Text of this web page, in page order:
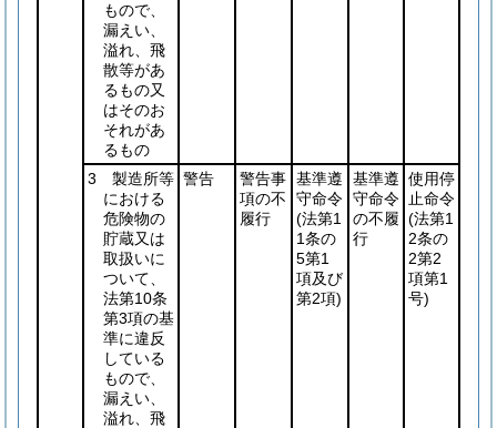
もので、
漏えい、
溢れ、飛
散等があ
るもの又
はそのお
それがあ
るもの
3 製造所等
における
危険物の
貯蔵又は
取扱いに
ついて、
法第10条
第3項の基
準に違反
している
もので、
漏えい、
溢れ、飛
警告
警告事
項の不
履行
基準遵
守命令
(法第1
1条の
5第1
項及び
第2項)
基準遵
守命令
の不履
行
使用停
止命令
(法第1
2条の
2第2
項第1
号)